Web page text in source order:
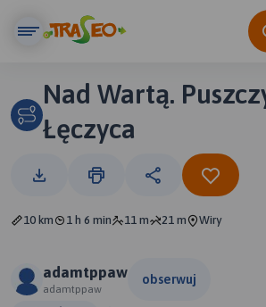
Nad Wartą.
Łęczyca
10 km 1 h 6 min 11 m 21 m Wiry
adamtppaw
adamtppaw
obserwuj